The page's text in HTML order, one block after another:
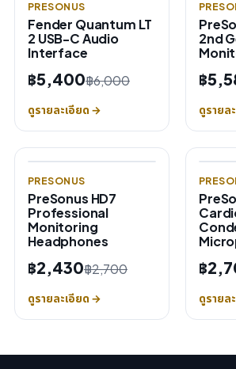
PRESONUS
Fender Quantum LT
2 USB-C Audio
Interface
฿5,400฿6,000
ดูรายละเอียด →
2nd
฿
ดูรายล
PRESONUS
PreSonus HD7
Professional
Monitoring
Headphones
฿2,430฿2,700
ดูรายละเอียด →
฿
ดูรายล